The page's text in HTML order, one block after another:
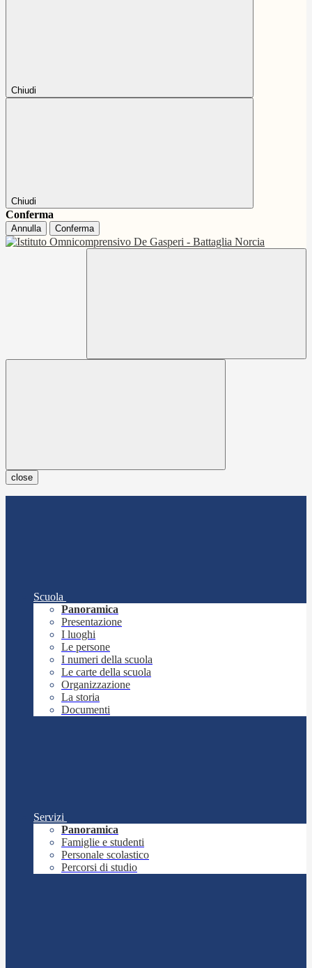
Chiudi
Chiudi
Conferma
Annulla Conferma
close
Scuola
Panoramica
Presentazione
I luoghi
Le persone
I numeri della scuola
Le carte della scuola
Organizzazione
La storia
Documenti
Servizi
Panoramica
Famiglie e studenti
Personale scolastico
Percorsi di studio